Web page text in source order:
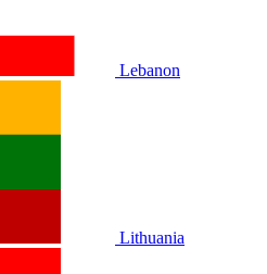
Lebanon
Lithuania